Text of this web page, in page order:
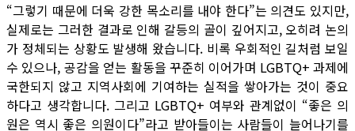
“그렇기 때문에 더욱 강한 목소리를 내야 한다”는 의견도 있지만,
실제로는 그러한 결과로 인해 갈등의 골이 깊어지고, 오히려 논의
가 정체되는 상황도 발생해 왔습니다. 비록 우회적인 길처럼 보일
수 있으나, 공감을 얻는 활동을 꾸준히 이어가며 LGBTQ+ 과제에
국한되지 않고 지역사회에 기여하는 실적을 쌓아가는 것이 중요
하다고 생각합니다. 그리고 LGBTQ+ 여부와 관계없이 “좋은 의
원은 역시 좋은 의원이다”라고 받아들이는 사람들이 늘어나기를